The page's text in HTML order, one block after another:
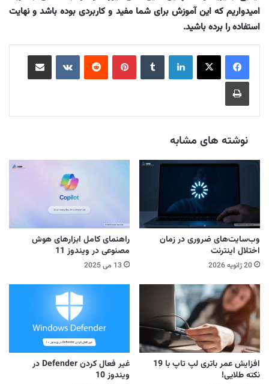
امیدواریم که این آموزش برای شما مفید و کاربردی بوده باشد و نهایت
استفاده را برده باشید.
لینکدین ‫پین‌ترست ‫رددیت
چاپ
نوشته های مشابه
وب‌سایت‌های ضروری در زمان
اختلال اینترنت
20 ژانویه 2026
راهنمای کامل ابزارهای هوش
مصنوعی در ویندوز 11
13 می 2025
افزایش عمر باتری لپ تاپ با 19
نکته طلایی!
غیر فعال کردن Defender در
ویندوز 10